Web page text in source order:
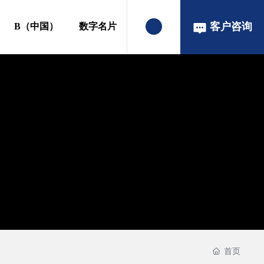
B（中国） 数字名片 客户咨询
首页